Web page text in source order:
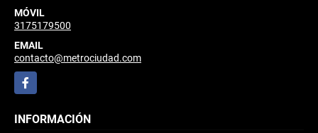
MÓVIL
3175179500
EMAIL
contacto@metrociudad.com
Facebook
INFORMACIÓN